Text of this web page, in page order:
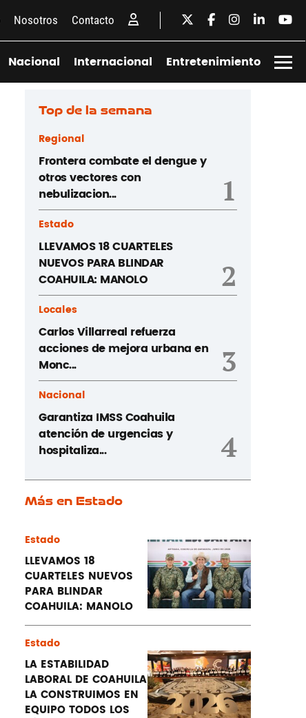
Nosotros Contacto
Nacional Internacional Entretenimiento
Top de la semana
Regional
Frontera combate el dengue y
otros vectores con
nebulizacion...
1
Estado
LLEVAMOS 18 CUARTELES
NUEVOS PARA BLINDAR
COAHUILA: MANOLO
2
Locales
Carlos Villarreal refuerza
acciones de mejora urbana en
Monc...
3
Nacional
Garantiza IMSS Coahuila
atención de urgencias y
hospitaliza...
4
Más en Estado
Estado
LLEVAMOS 18
CUARTELES NUEVOS
PARA BLINDAR
COAHUILA: MANOLO
Estado
LA ESTABILIDAD
LABORAL DE COAHUILA
LA CONSTRUIMOS EN
EQUIPO TODOS LOS